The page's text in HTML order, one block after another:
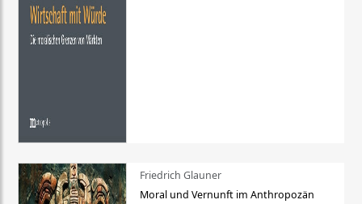
Friedrich Glauner
Moral und Vernunft im Anthropozän